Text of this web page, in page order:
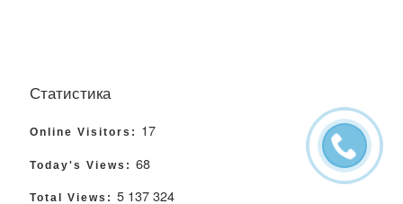
Статистика
Online Visitors: 17
Today's Views: 68
Total Views: 5 137 324